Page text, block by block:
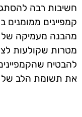
חשיבות רבה
קמפיינים ממומנים
מהבנה מעמיקה של
מטרות שקולעות
להבטיח
את תשומת הלב של